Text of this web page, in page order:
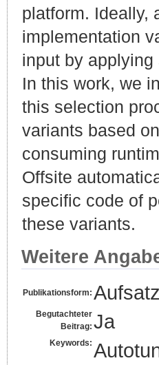
platform. Ideally,
implementation
input by
In this work, we
this selection
variants based
consuming
Offsite
specific code of
these variants.
Weitere
Publikationsform:
Begutachteter
Beitrag: Ja
Keywords: